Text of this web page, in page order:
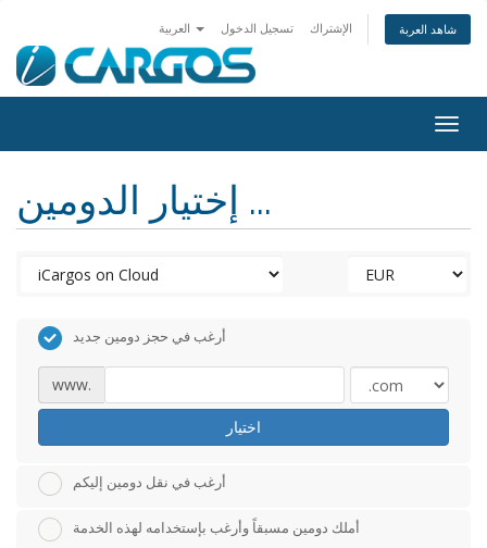
تسجيل الدخول الإشتراك شاهد العربة
إختيار الدومين ...
أرغب في حجز دومين جديد
www.
اختيار
أرغب في نقل دومين إليكم
أملك دومين مسبقاً وأرغب بإستخدامه لهذه الخدمة